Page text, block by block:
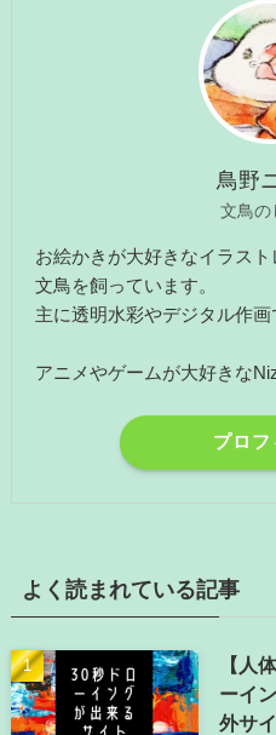
鳥野
文鳥の
お絵かきが大好きなイラス
文鳥を飼っています。
主に透明水彩やデジタル作画
アニメやゲームが大好きな
プロ
よく読まれている記事
【人
ーイ
外サ